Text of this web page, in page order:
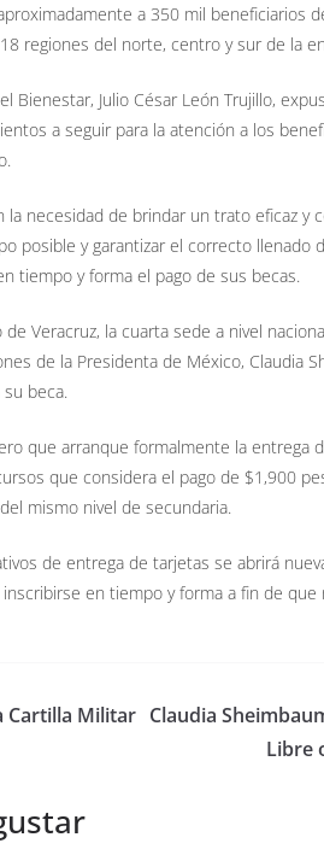
a 350 mil beneficiarios
regiones del norte, centro y sur de la
Bienestar, Julio César León Trujillo,
a seguir para la atención a los
la necesidad de brindar un trato eficaz y
posible y garantizar el correcto llenado
tiempo y forma el pago de sus becas.
Veracruz, la cuarta sede a nivel
de la Presidenta de México, Claudia
beca.
que arranque formalmente la entrega
que considera el pago de $1,900
mismo nivel de secundaria.
de entrega de tarjetas se abrirá
en tiempo y forma a fin de
Cartilla Militar Claudia
Libre